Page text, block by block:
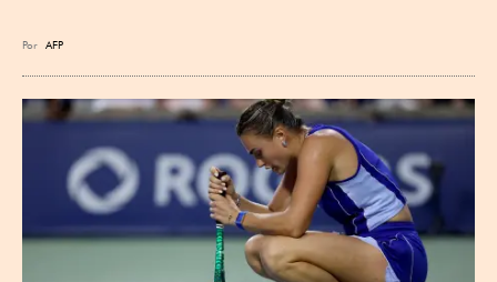
Por AFP